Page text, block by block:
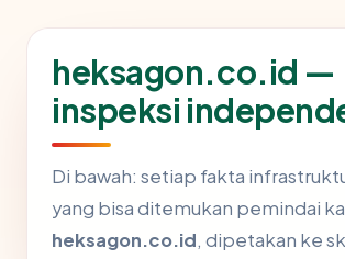
heksagon.co.id —
inspeksi
Di bawah: setiap fakta
yang bisa ditemukan pemindai
heksagon.co.id, dipetakan ke